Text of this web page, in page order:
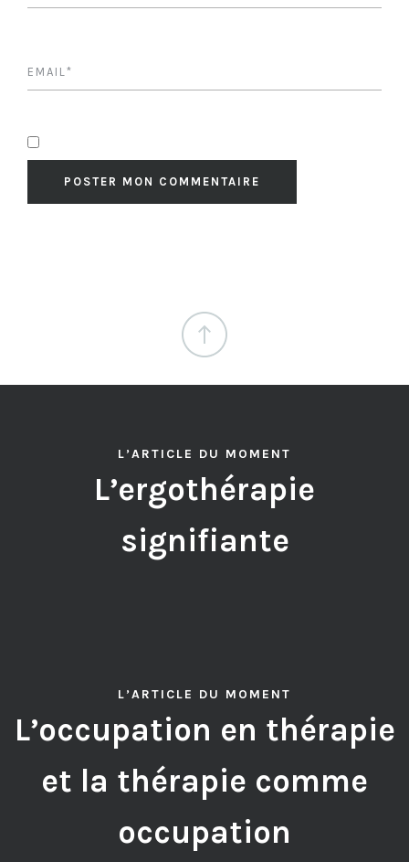
L’ARTICLE DU MOMENT
L’ergothérapie
signifiante
L’ARTICLE DU MOMENT
L’occupation en thérapie
et la thérapie comme
occupation